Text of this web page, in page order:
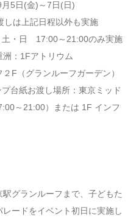
5日(金)～7日(日)
しは上記日程以外も実施
日 17:00～21:00のみ実施
：1Fアトリウム
グランルーフガーデン）
台紙お渡し場所：東京ミッド
～21:00）または 1F インフ
グランルーフまで、子どもた
ードをイベント初日に実施し